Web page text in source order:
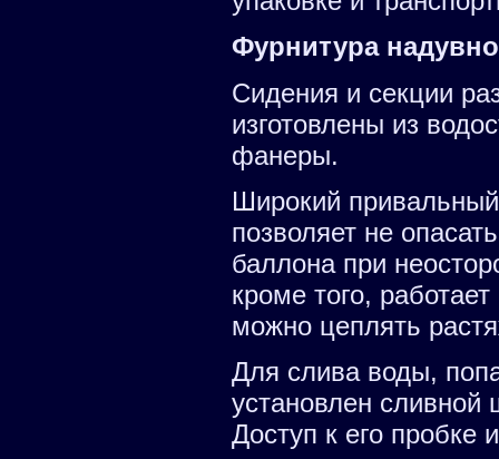
Фурнитура
Сидения и секции
изготовлены из
фанеры.
Широкий
позволяет не
баллона при
кроме того,
можно цеплять
Для слива воды,
установлен сливной
Доступ к его пробке